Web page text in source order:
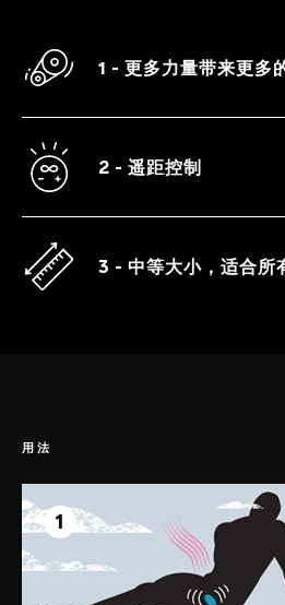
1 - 更多力量带来更多
底部和顶端的两个振
2 - 遥距控制
运动控制，比标准的
3 - 中等大小，适合所
用法
1 准备
在HUGO™上涂抹足夠多的